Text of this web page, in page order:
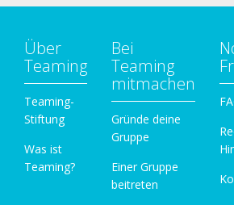
Über
Teaming
Teaming-
Stiftung
Was ist
Teaming?
Bei
Teaming
mitmachen
Gründe deine
Gruppe
Einer Gruppe
beitreten